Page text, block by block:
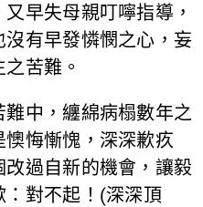
早失母親叮嚀指導，
有早發憐憫之心，妄
苦難。
中，纏綿病榻數年之
悔慚愧，深深歉疚
過自新的機會，讓毅
對不起！(深深頂